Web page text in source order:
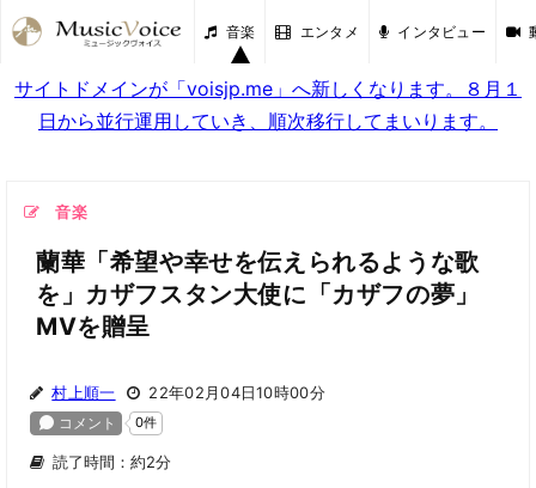
音楽 エンタメ インタビュー
サイトドメインが「voisjp.me」へ新しくなります。８月１
日から並行運用していき、順次移行してまいります。
音楽
蘭華「希望や幸せを伝えられるような歌
を」カザフスタン大使に「カザフの夢」
MVを贈呈
村上順一 22年02月04日10時00分
読了時間：約2分